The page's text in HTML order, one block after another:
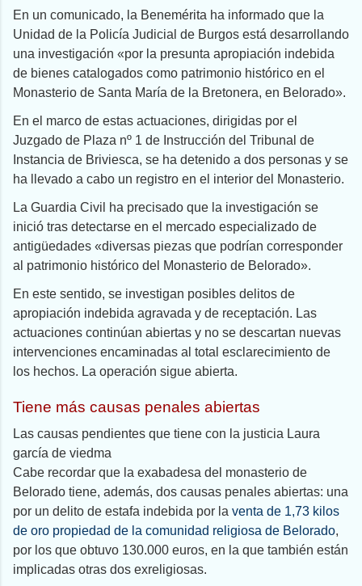
En un comunicado, la Benemérita ha informado que la
Unidad de la Policía Judicial de Burgos está desarrollando
una investigación «por la presunta apropiación indebida
de bienes catalogados como patrimonio histórico en el
Monasterio de Santa María de la Bretonera, en Belorado».
En el marco de estas actuaciones, dirigidas por el
Juzgado de Plaza nº 1 de Instrucción del Tribunal de
Instancia de Briviesca, se ha detenido a dos personas y se
ha llevado a cabo un registro en el interior del Monasterio.
La Guardia Civil ha precisado que la investigación se
inició tras detectarse en el mercado especializado de
antigüedades «diversas piezas que podrían corresponder
al patrimonio histórico del Monasterio de Belorado».
En este sentido, se investigan posibles delitos de
apropiación indebida agravada y de receptación. Las
actuaciones continúan abiertas y no se descartan nuevas
intervenciones encaminadas al total esclarecimiento de
los hechos. La operación sigue abierta.
Tiene más causas penales abiertas
Las causas pendientes que tiene con la justicia Laura
garcía de viedma
Cabe recordar que la exabadesa del monasterio de
Belorado tiene, además, dos causas penales abiertas: una
por un delito de estafa indebida por la venta de 1,73 kilos
de oro propiedad de la comunidad religiosa de Belorado,
por los que obtuvo 130.000 euros, en la que también están
implicadas otras dos exreligiosas.